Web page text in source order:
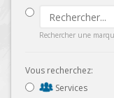
Rechercher une
Vous recherchez:
Services